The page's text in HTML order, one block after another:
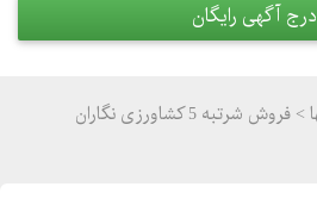
درج آگهی رایگان
ثبت شرکتها > فروش شرتبه 5 کشاورزی نگاران